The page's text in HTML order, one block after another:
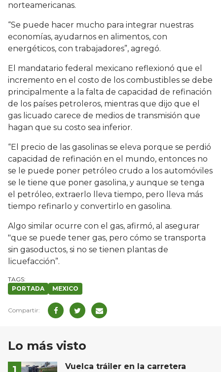
norteamericanas.
“Se puede hacer mucho para integrar nuestras
economías, ayudarnos en alimentos, con
energéticos, con trabajadores”, agregó.
El mandatario federal mexicano reflexionó que el
incremento en el costo de los combustibles se debe
principalmente a la falta de capacidad de refinación
de los países petroleros, mientras que dijo que el
gas licuado carece de medios de transmisión que
hagan que su costo sea inferior.
“El precio de las gasolinas se eleva porque se perdió
capacidad de refinación en el mundo, entonces no
se le puede poner petróleo crudo a los automóviles
se le tiene que poner gasolina, y aunque se tenga
el petróleo, extraerlo lleva tiempo, pero lleva más
tiempo refinarlo y convertirlo en gasolina.
Algo similar ocurre con el gas, afirmó, al asegurar
"que se puede tener gas, pero cómo se transporta
sin gasoductos, si no se tienen plantas de
licuefacción”.
PORTADA MEXICO
Lo más visto
Vuelca tráiler en la carretera